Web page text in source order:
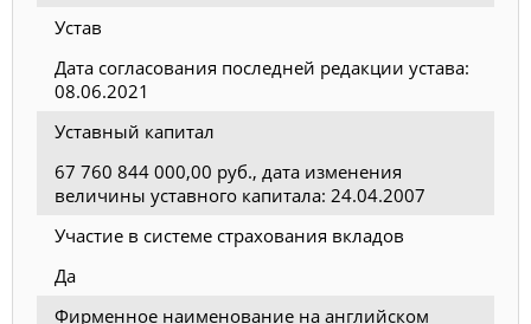
Устав
Дата согласования последней редакции устава:
08.06.2021
Уставный капитал
67 760 844 000,00 руб., дата изменения
величины уставного капитала: 24.04.2007
Участие в системе страхования вкладов
Да
Фирменное наименование на английском